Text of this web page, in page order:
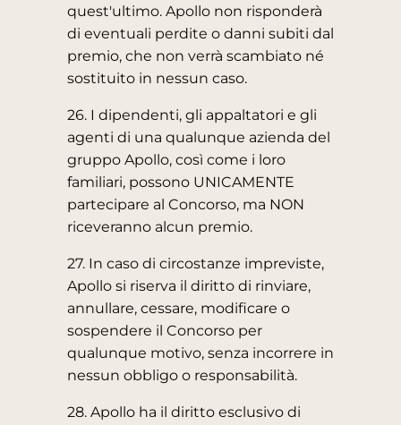
quest'ultimo. Apollo non risponderà
di eventuali perdite o danni subiti dal
premio, che non verrà scambiato né
sostituito in nessun caso.
26. I dipendenti, gli appaltatori e gli
agenti di una qualunque azienda del
gruppo Apollo, così come i loro
familiari, possono UNICAMENTE
partecipare al Concorso, ma NON
riceveranno alcun premio.
27. In caso di circostanze impreviste,
Apollo si riserva il diritto di rinviare,
annullare, cessare, modificare o
sospendere il Concorso per
qualunque motivo, senza incorrere in
nessun obbligo o responsabilità.
28. Apollo ha il diritto esclusivo di